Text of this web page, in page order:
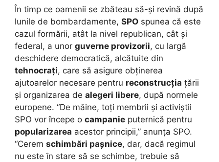
În timp ce oamenii se zbăteau să-și revină după
lunile de bombardamente, SPO spunea că este
cazul formării, atât la nivel republican, cât și
federal, a unor guverne provizorii, cu largă
deschidere democratică, alcătuite din
tehnocrați, care să asigure obținerea
ajutoarelor necesare pentru reconstrucția țării
și organizarea de alegeri libere, după normele
europene. “De mâine, toți membrii și activiștii
SPO vor începe o campanie puternică pentru
popularizarea acestor principii,” anunța SPO.
“Cerem schimbări pașnice, dar, dacă regimul
nu este în stare să se schimbe, trebuie să